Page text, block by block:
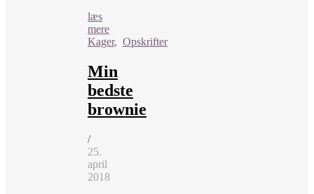
læs
mere
Kager, Opskrifter
Min
bedste
brownie
/
25.
april
2018